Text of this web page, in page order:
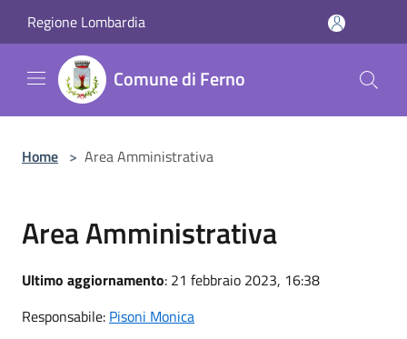
Regione Lombardia
Comune di Ferno
Home > Area Amministrativa
Area Amministrativa
Ultimo aggiornamento: 21 febbraio 2023, 16:38
Responsabile: Pisoni Monica